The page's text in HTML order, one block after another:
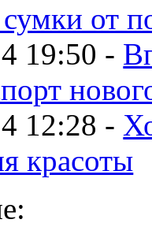
от
19:50 -
12:28 -
красоты